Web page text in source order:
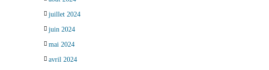
juillet 2024
juin 2024
mai 2024
avril 2024